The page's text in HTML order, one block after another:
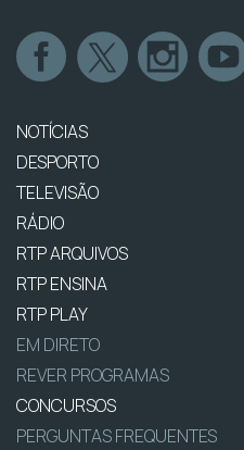
NOTÍCIAS
DESPORTO
TELEVISÃO
RÁDIO
RTP ARQUIVOS
RTP ENSINA
RTP PLAY
EM DIRETO
REVER PROGRAMAS
CONCURSOS
PERGUNTAS FREQUENTES